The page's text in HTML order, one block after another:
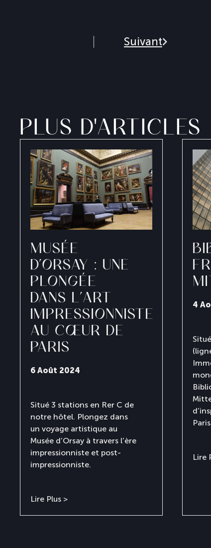
Suivant
PLUS D'ARTICLES
MUSÉE
D’ORSAY : UNE
PLONGÉE
DANS L’ART
IMPRESSIONNISTE
AU CŒUR DE
PARIS
6 Août 2024
Situé 3 stations en Rer C de
notre hôtel. Plongez dans
un voyage artistique au
Musée d’Orsay à travers l’ère
impressionniste et post-
impressionniste.
Lire Plus >
4
Lire